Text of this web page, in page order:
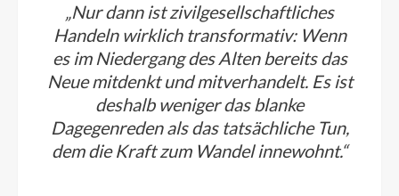
„Nur dann ist zivilgesellschaftliches
Handeln wirklich transformativ: Wenn
es im Niedergang des Alten bereits das
Neue mitdenkt und mitverhandelt. Es ist
deshalb weniger das blanke
Dagegenreden als das tatsächliche Tun,
dem die Kraft zum Wandel innewohnt.“